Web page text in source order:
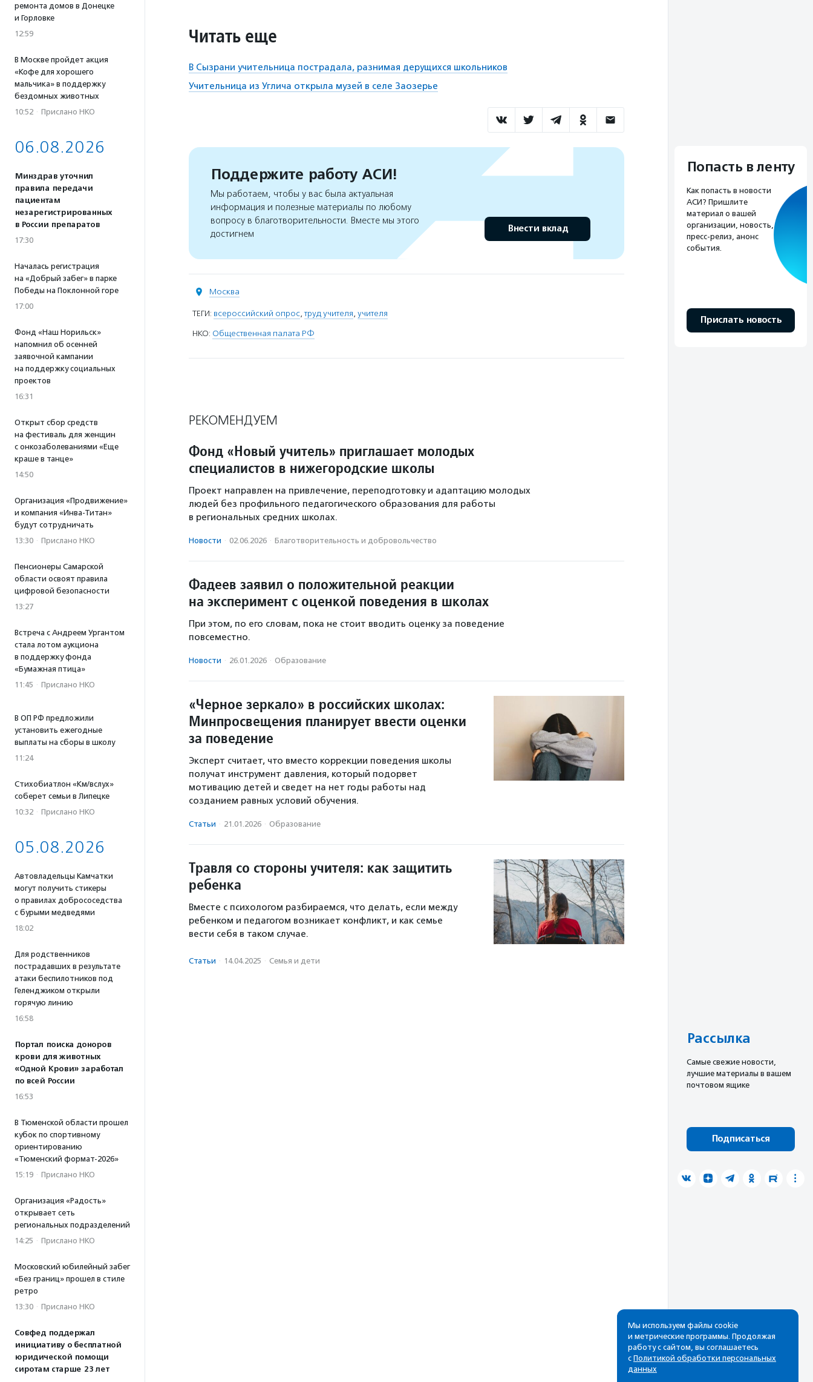
ремонта домов в Донецке
и Горловке
12:59
В Москве пройдет акция
«Кофе для хорошего
мальчика» в поддержку
бездомных животных
10:52 · Прислано НКО
06.08.2026
Минздрав уточнил
правила передачи
пациентам
незарегистрированных
в России препаратов
17:30
Началась регистрация
на «Добрый забег» в парке
Победы на Поклонной горе
17:00
Фонд «Наш Норильск»
напомнил об осенней
заявочной кампании
на поддержку социальных
проектов
16:31
Открыт сбор средств
на фестиваль для женщин
с онкозаболеваниями «Еще
краше в танце»
14:50
Организация «Продвижение»
и компания «Инва-Титан»
будут сотрудничать
13:30 · Прислано НКО
Пенсионеры Самарской
области освоят правила
цифровой безопасности
13:27
Встреча с Андреем Ургантом
стала лотом аукциона
в поддержку фонда
«Бумажная птица»
11:45 · Прислано НКО
В ОП РФ предложили
установить ежегодные
выплаты на сборы в школу
11:24
Стихобиатлон «Км/вслух»
соберет семьи в Липецке
10:32 · Прислано НКО
05.08.2026
Автовладельцы Камчатки
могут получить стикеры
о правилах добрососедства
с бурыми медведями
18:02
Для родственников
пострадавших в результате
атаки беспилотников под
Геленджиком открыли
горячую линию
16:58
Портал поиска доноров
крови для животных
«Одной Крови» заработал
по всей России
16:53
В Тюменской области прошел
кубок по спортивному
ориентированию
«Тюменский формат-2026»
15:19 · Прислано НКО
Организация «Радость»
открывает сеть
региональных подразделений
14:25 · Прислано НКО
Московский юбилейный забег
«Без границ» прошел в стиле
ретро
13:30 · Прислано НКО
Совфед поддержал
инициативу о бесплатной
юридической помощи
сиротам старше 23 лет
Читать еще
В Сызрани учительница пострадала, разнимая дерущихся школьников
Учительница из Углича открыла музей в селе Заозерье
Поддержите работу АСИ!
Мы работаем, чтобы у вас была актуальная
информация и полезные материалы по любому
вопросу в благотворительности. Вместе мы этого
достигнем
Внести вклад
Москва
ТЕГИ: всероссийский опрос,труд учителя, учителя
НКО: Общественная палата РФ
РЕКОМЕНДУЕМ
Фонд «Новый учитель» приглашает молодых
специалистов в нижегородские школы
Проект направлен на привлечение, переподготовку и адаптацию молодых
людей без профильного педагогического образования для работы
в региональных средних школах.
Новости · 02.06.2026 · Благотвори­тель­ность и доброволь­чест­во
Фадеев заявил о положительной реакции
на эксперимент с оценкой поведения в школах
При этом, по его словам, пока не стоит вводить оценку за поведение
повсеместно.
Новости · 26.01.2026 · Образование
«Черное зеркало» в российских школах:
Минпросвещения планирует ввести оценки
за поведение
Эксперт считает, что вместо коррекции поведения школы
получат инструмент давления, который подорвет
мотивацию детей и сведет на нет годы работы над
созданием равных условий обучения.
Статьи · 21.01.2026 · Образование
Травля со стороны учителя: как защитить
ребенка
Вместе с психологом разбираемся, что делать, если между
ребенком и педагогом возникает конфликт, и как семье
вести себя в таком случае.
Статьи · 14.04.2025 · Семья и дети
Попасть в ленту
Как попасть в новости
АСИ? Пришлите
материал о вашей
организации, новость,
пресс-релиз, анонс
события.
Прислать новость
Рассылка
Cамые свежие новости,
лучшие материалы в вашем
почтовом ящике
Подписаться
Мы используем файлы cookie
и метрические программы. Продолжая
работу с сайтом, вы соглашаетесь
с Политикой обработки персональных
данных